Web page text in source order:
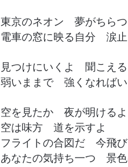
東京のネオン 夢がちら
電車の窓に映る自分 涙
見つけにいくよ 聞こえる
弱いままで 強くなればい
空を見たか 夜が明けるよ
空は味方 道を示すよ
フライトの合図だ 今飛
あなたの気持ち一つ 景色